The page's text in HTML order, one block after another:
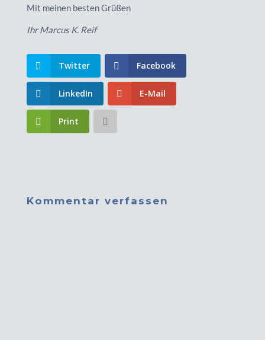
Mit meinen besten Grüßen
Ihr Marcus K. Reif
Twitter Facebook
LinkedIn E-Mail
Print
Kommentar verfassen